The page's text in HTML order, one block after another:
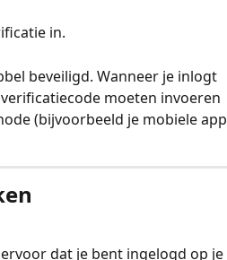
in.
beveiligd. Wanneer je inlogt
moeten invoeren
(bijvoorbeeld je mobiele app
dat je bent ingelogd op je